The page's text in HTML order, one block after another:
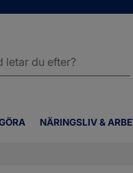
NÄRINGSLIV &